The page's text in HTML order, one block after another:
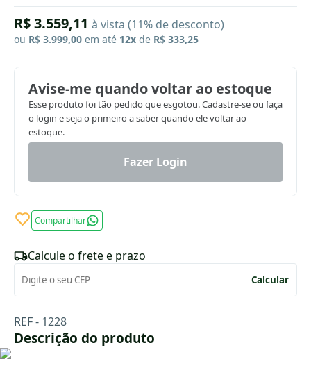
R$ 3.559,11 à vista (11% de desconto)
ou R$ 3.999,00 em até 12x de R$ 333,25
Avise-me quando voltar ao estoque
Esse produto foi tão pedido que esgotou. Cadastre-se ou faça
o login e seja o primeiro a saber quando ele voltar ao
estoque.
Fazer Login
Compartilhar
Calcule o frete e prazo
Calcular
REF - 1228
Descrição do produto